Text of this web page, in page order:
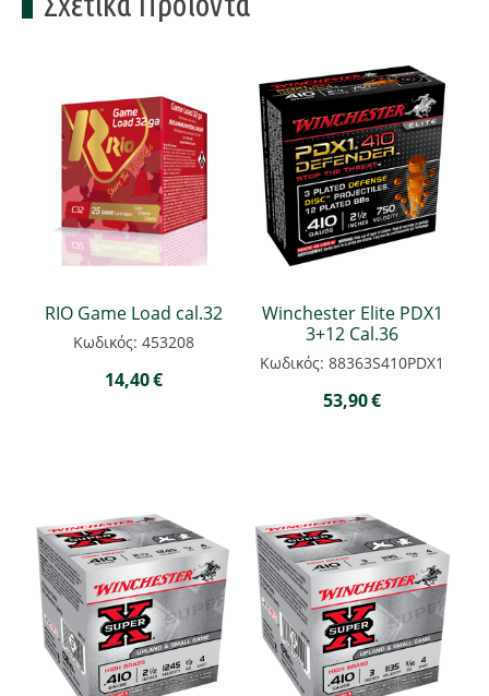
RIO Game Load cal.32
Κωδικός: 453208
14,40€
Winchester Elite PDX1
3+12 Cal.36
Κωδικός: 88363S410PDX1
53,90€